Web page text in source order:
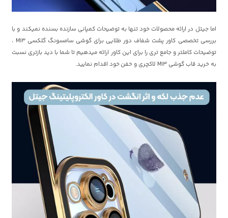
اما جیتل در ارائه محصولات خود تنها به توضیحات کمپانی سازنده بسنده نمیکند و با
بررسی تخصصی کاور پشت شفاف دور طلایی برای گوشی سامسونگ گلکسی M13 ،
توضیحات کاملتر و جامع تری را برای این کاور ارائه میدهیم تا شما با دید بازتری نسبت
به خرید قاب گوشی M13 لاکچری و خفن خود اقدام نمایید.